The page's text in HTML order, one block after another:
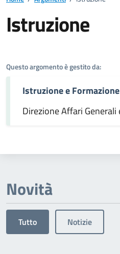
Istruzione
Questo argomento è gestito da:
Istruzione e Formazione
Direzione Affari
Novità
Tutto Notizie